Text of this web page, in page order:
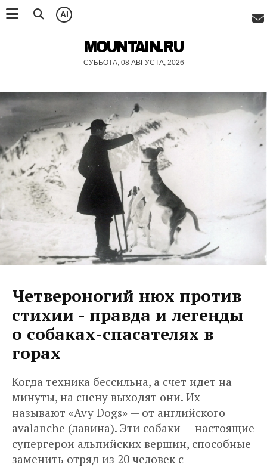
AI
MOUNTAIN.RU
СУББОТА, 08 АВГУСТА, 2026
Четвероногий нюх против
стихии - правда и легенды
о собаках-спасателях в
горах
Когда техника бессильна, а счет идет на
минуты, на сцену выходят они. Их
называют «Avy Dogs» — от английского
avalanche (лавина). Эти собаки — настоящие
супергерои альпийских вершин, способные
заменить отряд из 20 человек с